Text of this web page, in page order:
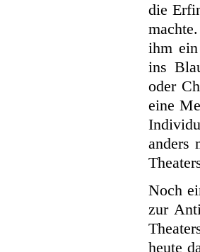
die
ihm
ins
oder
eine
anders
Noch
zur
heute